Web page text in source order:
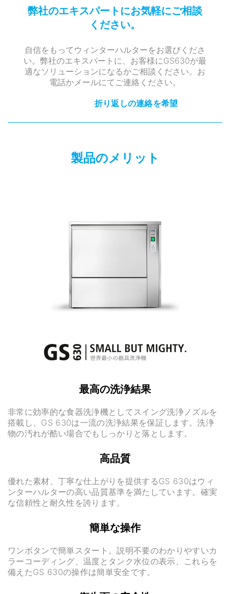
弊社のエキスパートにお気軽にご相談
ください。
自信をもってウィンターハルターをお選びくださ
い。弊社のエキスパートに、お客様にGS630が最
適なソリューションになるかご相談ください。お
電話かメールにてご連絡ください。
折り返しの連絡を希望
製品のメリット
最高の洗浄結果
非常に効率的な食器洗浄機としてスイング洗浄ノズルを
搭載し、GS 630は一流の洗浄結果を保証します。洗浄
物の汚れが酷い場合でもしっかりと落とします。
高品質
優れた素材、丁寧な仕上がりを提供するGS 630はウィ
ンターハルターの高い品質基準を満たしています。確実
な信頼性と耐久性を誇ります。
簡単な操作
ワンボタンで簡単スタート。説明不要のわかりやすいカ
ラーコーディング、温度とタンク水位の表示、これらを
備えたGS 630の操作は簡単安全です。